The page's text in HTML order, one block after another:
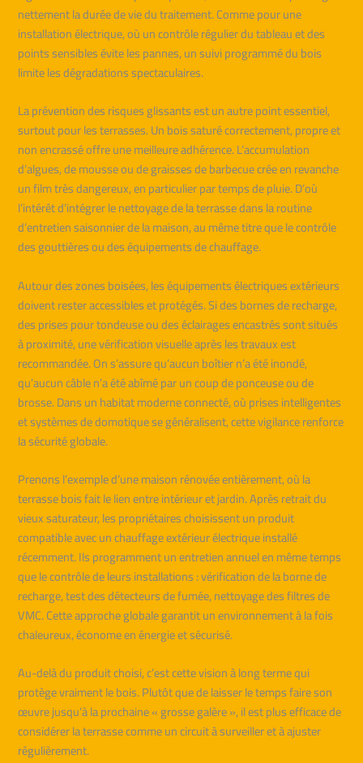
nettement la durée de vie du traitement. Comme pour une
installation électrique, où un contrôle régulier du tableau et des
points sensibles évite les pannes, un suivi programmé du bois
limite les dégradations spectaculaires.
La prévention des risques glissants est un autre point essentiel,
surtout pour les terrasses. Un bois saturé correctement, propre et
non encrassé offre une meilleure adhérence. L’accumulation
d’algues, de mousse ou de graisses de barbecue crée en revanche
un film très dangereux, en particulier par temps de pluie. D’où
l’intérêt d’intégrer le nettoyage de la terrasse dans la routine
d’entretien saisonnier de la maison, au même titre que le contrôle
des gouttières ou des équipements de chauffage.
Autour des zones boisées, les équipements électriques extérieurs
doivent rester accessibles et protégés. Si des bornes de recharge,
des prises pour tondeuse ou des éclairages encastrés sont situés
à proximité, une vérification visuelle après les travaux est
recommandée. On s’assure qu’aucun boîtier n’a été inondé,
qu’aucun câble n’a été abîmé par un coup de ponceuse ou de
brosse. Dans un habitat moderne connecté, où prises intelligentes
et systèmes de domotique se généralisent, cette vigilance renforce
la sécurité globale.
Prenons l’exemple d’une maison rénovée entièrement, où la
terrasse bois fait le lien entre intérieur et jardin. Après retrait du
vieux saturateur, les propriétaires choisissent un produit
compatible avec un chauffage extérieur électrique installé
récemment. Ils programment un entretien annuel en même temps
que le contrôle de leurs installations : vérification de la borne de
recharge, test des détecteurs de fumée, nettoyage des filtres de
VMC. Cette approche globale garantit un environnement à la fois
chaleureux, économe en énergie et sécurisé.
Au-delà du produit choisi, c’est cette vision à long terme qui
protège vraiment le bois. Plutôt que de laisser le temps faire son
œuvre jusqu’à la prochaine « grosse galère », il est plus efficace de
considérer la terrasse comme un circuit à surveiller et à ajuster
régulièrement.